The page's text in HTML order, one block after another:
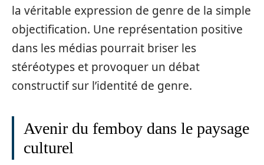
la véritable expression de genre de la simple
objectification. Une représentation positive
dans les médias pourrait briser les
stéréotypes et provoquer un débat
constructif sur l’identité de genre.
Avenir du femboy dans le paysage
culturel